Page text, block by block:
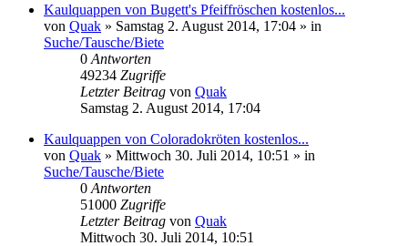
Kaulquappen von Bugett's Pfeiffröschen kostenlos...
von Quak » Samstag 2. August 2014, 17:04 » in
Suche/Tausche/Biete
0 Antworten
49234 Zugriffe
Letzter Beitrag von Quak
Samstag 2. August 2014, 17:04
Kaulquappen von Coloradokröten kostenlos...
von Quak » Mittwoch 30. Juli 2014, 10:51 » in
Suche/Tausche/Biete
0 Antworten
51000 Zugriffe
Letzter Beitrag von Quak
Mittwoch 30. Juli 2014, 10:51